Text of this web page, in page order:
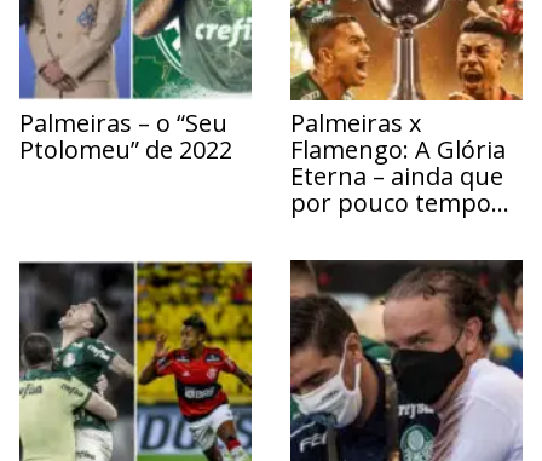
Palmeiras – o “Seu
Ptolomeu” de 2022
Palmeiras x
Flamengo: A Glória
Eterna – ainda que
por pouco tempo…